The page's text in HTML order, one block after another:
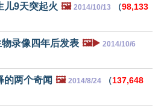
儿9天突起火 🖼️ 2014/10/13 （98,133
录像四年后发表 🖼️▶️ 2014/10/6
的两个奇闻 🖼️ 2014/8/24 （137,648